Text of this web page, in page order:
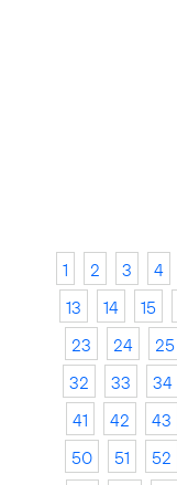
1 2 3 4
13
14 15
23
24 25
32
33 34
41
42 43
50
51 52